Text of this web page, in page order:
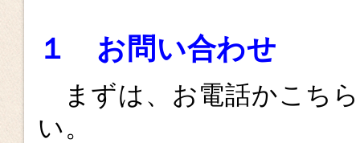
１ お問い合わせ
まずは、お電話かこち
い。